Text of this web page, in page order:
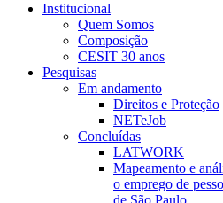
Institucional
Quem Somos
Composição
CESIT 30 anos
Pesquisas
Em andamento
Direitos e Proteção
NETeJob
Concluídas
LATWORK
Mapeamento e
o emprego de